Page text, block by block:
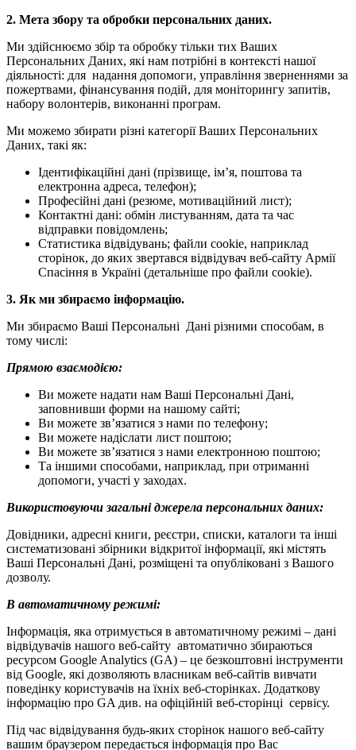
2. Мета збору та обробки персональних даних.
Ми здійснюємо збір та обробку тільки тих Ваших
Персональних Даних, які нам потрібні в контексті нашої
діяльності: для надання допомоги, управління зверненнями за
пожертвами, фінансування подій, для моніторингу запитів,
набору волонтерів, виконанні програм.
Ми можемо збирати різні категорії Ваших Персональних
Даних, такі як:
Ідентифікаційні дані (прізвище, ім’я, поштова та
електронна адреса, телефон);
Професійні дані (резюме, мотиваційний лист);
Контактні дані: обмін листуванням, дата та час
відправки повідомлень;
Статистика відвідувань; файли cookie, наприклад
сторінок, до яких звертався відвідувач веб-сайту Армії
Спасіння в Україні (детальніше про файли cookiе).
3. Як ми збираємо інформацію.
Ми збираємо Ваші Персональні Дані різними способам, в
тому числі:
Прямою взаємодією:
Ви можете надати нам Ваші Персональні Дані,
заповнивши форми на нашому сайті;
Ви можете зв’язатися з нами по телефону;
Ви можете надіслати лист поштою;
Ви можете зв’язатися з нами електронною поштою;
Та іншими способами, наприклад, при отриманні
допомоги, участі у заходах.
Використовуючи загальні джерела персональних даних:
Довідники, адресні книги, реєстри, списки, каталоги та інші
систематизовані збірники відкритої інформації, які містять
Ваші Персональні Дані, розміщені та опубліковані з Вашого
дозволу.
В автоматичному режимі:
Інформація, яка отримується в автоматичному режимі – дані
відвідувачів нашого веб-сайту автоматично збираються
ресурсом Google Analytics (GA) – це безкоштовні інструменти
від Google, які дозволяють власникам веб-сайтів вивчати
поведінку користувачів на їхніх веб-сторінках. Додаткову
інформацію про GA див. на офіційній веб-сторінці сервісу.
Під час відвідування будь-яких сторінок нашого веб-сайту
вашим браузером передається інформація про Вас